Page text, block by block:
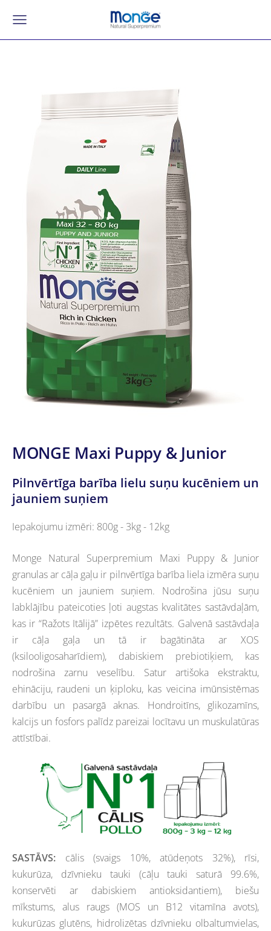
MONGE Maxi Puppy & Junior
Pilnvērtīga barība lielu suņu kucēniem un
jauniem suņiem
Iepakojumu izmēri: 800g - 3kg - 12kg
Monge Natural Superpremium Maxi Puppy & Junior
granulas ar cāļa gaļu ir pilnvērtīga barība liela izmēra suņu
kucēniem un jauniem suņiem. Nodrošina jūsu suņu
labklājību pateicoties ļoti augstas kvalitātes sastāvdaļām,
kas ir “Ražots Itālijā” izpētes rezultāts. Galvenā sastāvdaļa
ir cāļa gaļa un tā ir bagātināta ar XOS
(ksilooligosaharīdiem), dabiskiem prebiotiķiem, kas
nodrošina zarnu veselību. Satur artišoka ekstraktu,
ehināciju, raudeni un ķiploku, kas veicinaimūnsistēmas
darbību un pasargā aknas. Hondroitīns,glikozamīns,
kalcijs un fosfors palīdz pareizai locītavu un muskulatūras
attīstībai.
SASTĀVS: cālis (svaigs 10%, atūdeņots 32%), rīsi,
kukurūza, dzīvnieku tauki (cāļu tauki saturā 99.6%,
konservēti ar dabiskiem antioksidantiem), biešu
mīkstums, alus raugs (MOS un B12 vitamīna avots),
kukurūzas glutēns, hidrolizētas dzīvnieku olbaltumvielas,